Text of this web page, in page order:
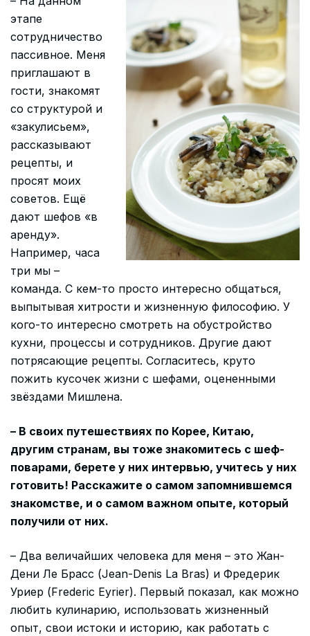
этапе
сотрудничество
пассивное. Меня
приглашают в
гости, знакомят
со структурой и
«закулисьем»,
рассказывают
рецепты, и
просят моих
советов. Ещё
дают шефов «в
аренду».
Например, часа
три мы –
команда. С кем-то просто интересно общаться,
выпытывая хитрости и жизненную философию. У
кого-то интересно смотреть на обустройство
кухни, процессы и сотрудников. Другие дают
потрясающие рецепты. Согласитесь, круто
пожить кусочек жизни с шефами, оцененными
звёздами Мишлена.
– В своих путешествиях по Корее, Китаю,
другим странам, вы тоже знакомитесь с шеф-
поварами, берете у них интервью, учитесь у них
готовить! Расскажите о самом запомнившемся
знакомстве, и о самом важном опыте, который
получили от них.
– Два величайших человека для меня – это Жан-
Дени Ле Брасс (Jean-Denis La Bras) и Фредерик
Уриер (Frederic Eyrier). Первый показал, как можно
любить кулинарию, использовать жизненный
опыт, свои истоки и историю, как работать с